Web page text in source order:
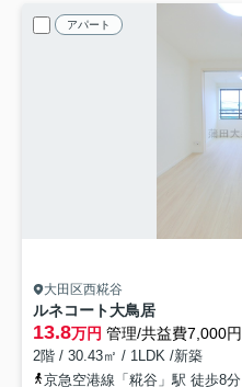
アパート
大田区西糀谷
ルネコート大鳥居
13.8万円 管理/共益費7,000円
2階 / 30.43㎡ / 1LDK /新築
京急空港線「糀谷」駅 徒歩8分